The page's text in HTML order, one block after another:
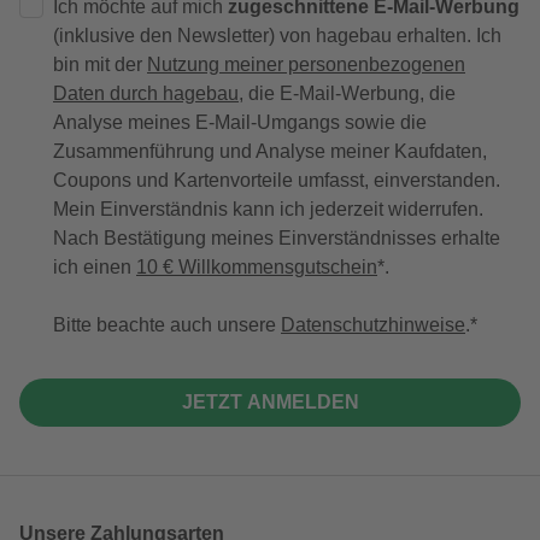
Ich möchte auf mich zugeschnittene E-Mail-Werbung
(inklusive den Newsletter) von hagebau erhalten. Ich
bin mit der Nutzung meiner personenbezogenen
Daten durch hagebau, die E-Mail-Werbung, die
Analyse meines E-Mail-Umgangs sowie die
Zusammenführung und Analyse meiner Kaufdaten,
Coupons und Kartenvorteile umfasst, einverstanden.
Mein Einverständnis kann ich jederzeit widerrufen.
Nach Bestätigung meines Einverständnisses erhalte
ich einen 10 € Willkommensgutschein*.
Bitte beachte auch unsere Datenschutzhinweise.
JETZT ANMELDEN
Unsere Zahlungsarten